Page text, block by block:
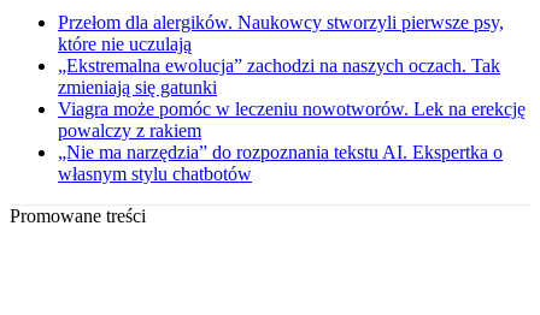
Przełom dla alergików. Naukowcy stworzyli pierwsze psy,
które nie uczulają
„Ekstremalna ewolucja” zachodzi na naszych oczach. Tak
zmieniają się gatunki
Viagra może pomóc w leczeniu nowotworów. Lek na erekcję
powalczy z rakiem
„Nie ma narzędzia” do rozpoznania tekstu AI. Ekspertka o
własnym stylu chatbotów
Promowane treści